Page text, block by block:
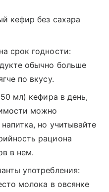
кефир без сахара
срок годности:
обычно больше
по вкусу.
мл) кефира в день,
можно
но учитывайте
рациона
в нем.
употребления:
молока в овсянке